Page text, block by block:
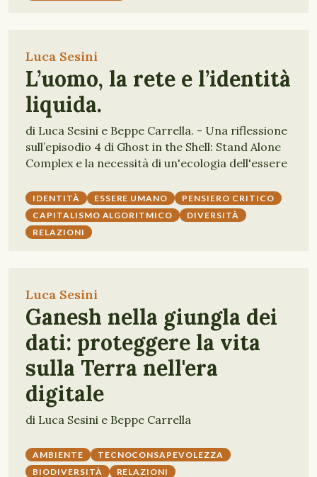
Luca Sesini
L’uomo, la rete e l’identità
liquida.
di Luca Sesini e Beppe Carrella. - Una riflessione
sull’episodio 4 di Ghost in the Shell: Stand Alone
Complex e la necessità di un'ecologia dell'essere
IDENTITÀ ESSERE UMANO
PENSIERO CRITICO
CAPITALISMO ALGORITMICO
DIVERSITÀ
RELAZIONI
Luca Sesini
Ganesh nella giungla dei
dati: proteggere la vita
sulla Terra nell'era
digitale
di Luca Sesini e Beppe Carrella
AMBIENTE
TECNOCONSAPEVOLEZZA
BIODIVERSITÀ
RELAZIONI